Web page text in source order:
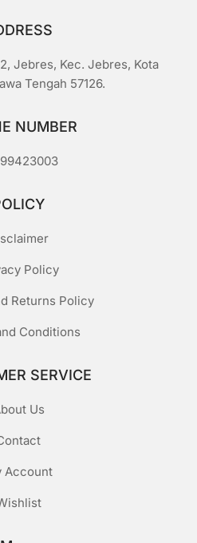
Jebres, Kec. Jebres, Kota
Tengah 57126.
NUMBER
Policy
Returns Policy
Conditions
SERVICE
Us
Account